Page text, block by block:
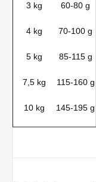
3 kg 60-80 g
4 kg 70-100 g
5 kg 85-115 g
7,5 kg 115-160 g
10 kg 145-195 g